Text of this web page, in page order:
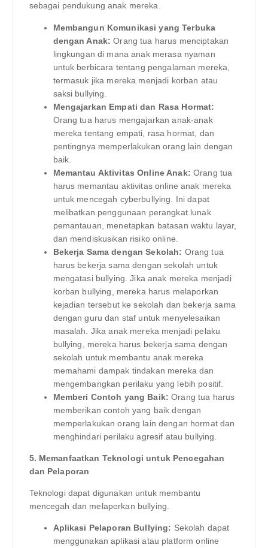
sebagai pendukung anak mereka.
Membangun Komunikasi yang Terbuka
dengan Anak: Orang tua harus menciptakan
lingkungan di mana anak merasa nyaman
untuk berbicara tentang pengalaman mereka,
termasuk jika mereka menjadi korban atau
saksi bullying.
Mengajarkan Empati dan Rasa Hormat:
Orang tua harus mengajarkan anak-anak
mereka tentang empati, rasa hormat, dan
pentingnya memperlakukan orang lain dengan
baik.
Memantau Aktivitas Online Anak: Orang tua
harus memantau aktivitas online anak mereka
untuk mencegah cyberbullying. Ini dapat
melibatkan penggunaan perangkat lunak
pemantauan, menetapkan batasan waktu layar,
dan mendiskusikan risiko online.
Bekerja Sama dengan Sekolah: Orang tua
harus bekerja sama dengan sekolah untuk
mengatasi bullying. Jika anak mereka menjadi
korban bullying, mereka harus melaporkan
kejadian tersebut ke sekolah dan bekerja sama
dengan guru dan staf untuk menyelesaikan
masalah. Jika anak mereka menjadi pelaku
bullying, mereka harus bekerja sama dengan
sekolah untuk membantu anak mereka
memahami dampak tindakan mereka dan
mengembangkan perilaku yang lebih positif.
Memberi Contoh yang Baik: Orang tua harus
memberikan contoh yang baik dengan
memperlakukan orang lain dengan hormat dan
menghindari perilaku agresif atau bullying.
5. Memanfaatkan Teknologi untuk Pencegahan
dan Pelaporan
Teknologi dapat digunakan untuk membantu
mencegah dan melaporkan bullying.
Aplikasi Pelaporan Bullying: Sekolah dapat
menggunakan aplikasi atau platform online